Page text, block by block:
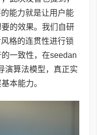
能力就是让用户能
的效果。我们自研
格的连贯性进行锁
一致性，在seedan
演算法模型，真正实
本能力。